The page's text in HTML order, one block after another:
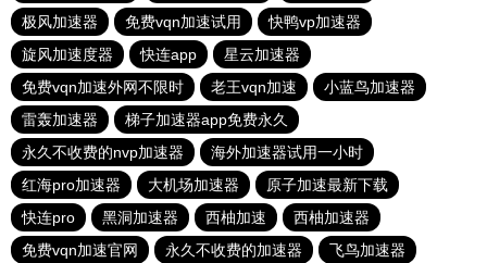
极风加速器
免费vqn加速试用
快鸭vp加速器
旋风加速度器
快连app
星云加速器
免费vqn加速外网不限时
老王vqn加速
小蓝鸟加速器
雷轰加速器
梯子加速器app免费永久
永久不收费的nvp加速器
海外加速器试用一小时
红海pro加速器
大机场加速器
原子加速最新下载
快连pro
黑洞加速器 西柚加速
西柚加速器
免费vqn加速官网
永久不收费的加速器 飞鸟加速器